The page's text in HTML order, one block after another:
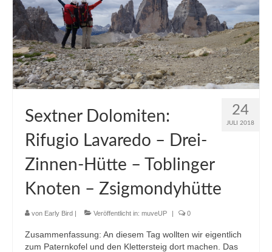
muveBOLDLY
muveFAR
24
JULI 2018
Sextner Dolomiten:
Rifugio Lavaredo – Drei-
Zinnen-Hütte – Toblinger
Knoten – Zsigmondyhütte
von Early Bird | Veröffentlicht in: muveUP | 0
Zusammenfassung: An diesem Tag wollten wir eigentlich
zum Paternkofel und den Klettersteig dort machen. Das